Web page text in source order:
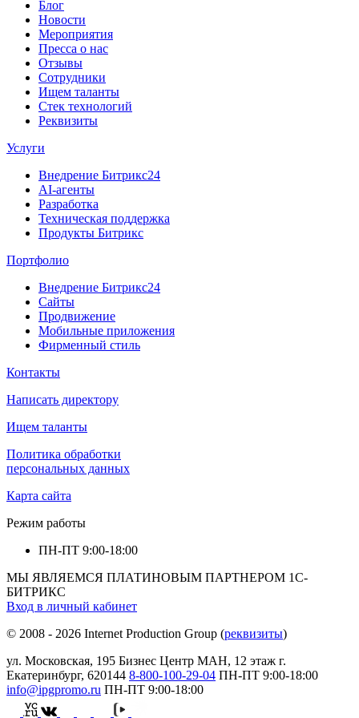
Блог
Новости
Мероприятия
Пресса о нас
Отзывы
Сотрудники
Ищем таланты
Стек технологий
Реквизиты
Услуги
Внедрение Битрикс24
AI-агенты
Разработка
Техническая поддержка
Продукты Битрикс
Портфолио
Внедрение Битрикс24
Сайты
Продвижение
Мобильные приложения
Фирменный стиль
Контакты
Написать директору
Ищем таланты
Политика обработки
персональных данных
Карта сайта
Режим работы
ПН-ПТ 9:00-18:00
МЫ ЯВЛЯЕМСЯ ПЛАТИНОВЫМ ПАРТНЕРОМ 1С-
БИТРИКС
Вход в личный кабинет
© 2008 - 2026 Internet Production Group (реквизиты)
ул. Московская, 195 Бизнеc Центр МАН, 12 этаж г.
Екатеринбург, 620144 8-800-100-29-04 ПН-ПТ 9:00-18:00
info@ipgpromo.ru ПН-ПТ 9:00-18:00